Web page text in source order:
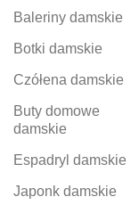
Baleriny damskie
Botki damskie
Czółena damskie
Buty domowe
damskie
Espadryl damskie
Japonk damskie